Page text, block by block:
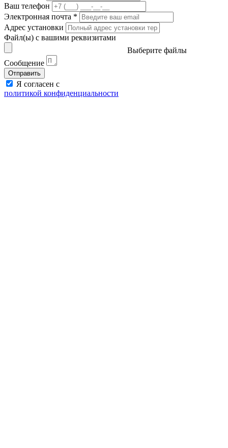
Ваш телефон
Электронная почта *
Адрес установки
Файл(ы) с вашими реквизитами
Выберите файлы
Сообщение
Отправить
Я согласен с
политикой конфиденциальности